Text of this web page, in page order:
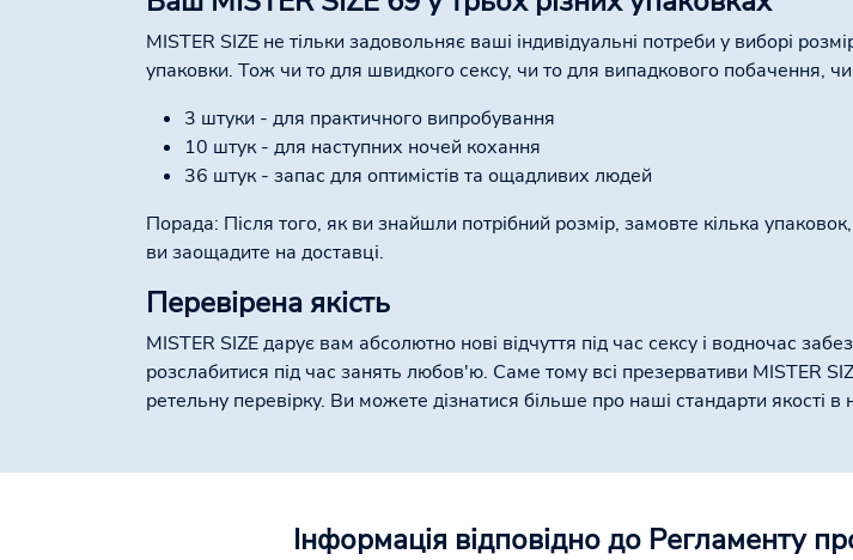
MISTER SIZE не тільки задовольняє ваші індивідуальні потреби у виборі
упаковки. Тож чи то для швидкого сексу, чи то для випадкового побачення,
3 штуки - для практичного випробування
10 штук - для наступних ночей кохання
36 штук - запас для оптимістів та ощадливих людей
Порада: Після того, як ви знайшли потрібний розмір, замовте кілька
ви заощадите на доставці.
Перевірена якість
MISTER SIZE дарує вам абсолютно нові відчуття під час сексу і водночас
розслабитися під час занять любов'ю. Саме тому всі презервативи MISTER
ретельну перевірку. Ви можете дізнатися більше про наші стандарти якості в
Інформація відповідно до Регламенту